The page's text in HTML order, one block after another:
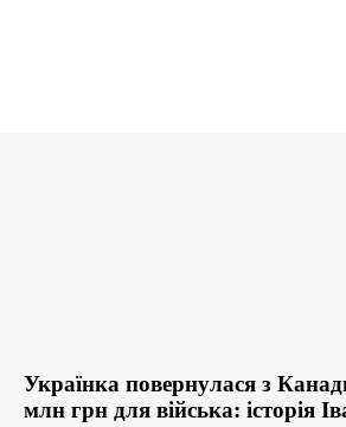
Українка повернулася з
млн грн для війська: історія